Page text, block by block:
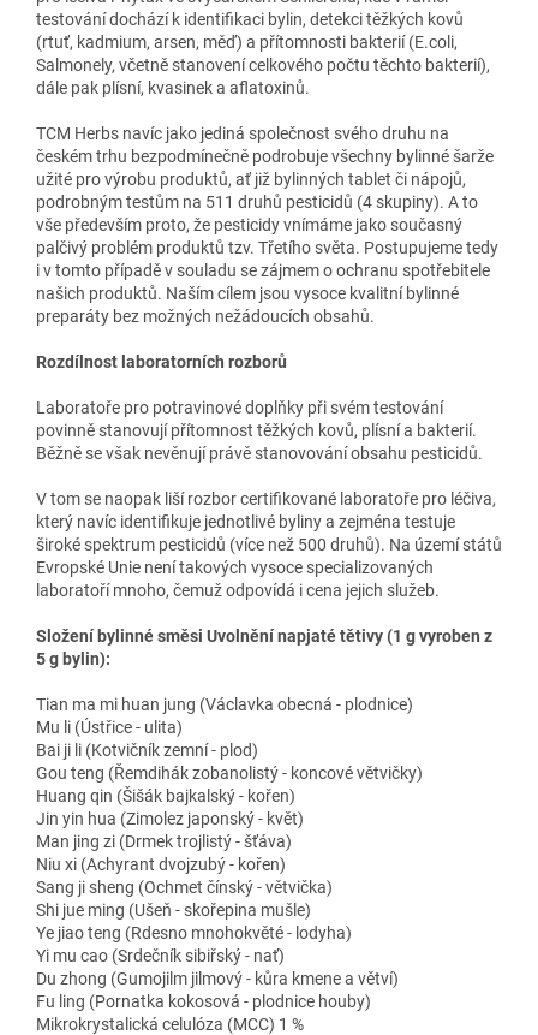
testování dochází k identifikaci bylin, detekci těžkých kovů
(rtuť, kadmium, arsen, měď) a přítomnosti bakterií (E.coli,
Salmonely, včetně stanovení celkového počtu těchto bakterií),
dále pak plísní, kvasinek a aflatoxinů.
TCM Herbs navíc jako jediná společnost svého druhu na
českém trhu bezpodmínečně podrobuje všechny bylinné šarže
užité pro výrobu produktů, ať již bylinných tablet či nápojů,
podrobným testům na 511 druhů pesticidů (4 skupiny). A to
vše především proto, že pesticidy vnímáme jako současný
palčivý problém produktů tzv. Třetího světa. Postupujeme tedy
i v tomto případě v souladu se zájmem o ochranu spotřebitele
našich produktů. Naším cílem jsou vysoce kvalitní bylinné
preparáty bez možných nežádoucích obsahů.
Rozdílnost laboratorních rozborů
Laboratoře pro potravinové doplňky při svém testování
povinně stanovují přítomnost těžkých kovů, plísní a bakterií.
Běžně se však nevěnují právě stanovování obsahu pesticidů.
V tom se naopak liší rozbor certifikované laboratoře pro léčiva,
který navíc identifikuje jednotlivé byliny a zejména testuje
široké spektrum pesticidů (více než 500 druhů). Na území států
Evropské Unie není takových vysoce specializovaných
laboratoří mnoho, čemuž odpovídá i cena jejich služeb.
Složení bylinné směsi Uvolnění napjaté tětivy (1 g vyroben z
5 g bylin):
Tian ma mi huan jung (Václavka obecná - plodnice)
Mu li (Ústřice - ulita)
Bai ji li (Kotvičník zemní - plod)
Gou teng (Řemdihák zobanolistý - koncové větvičky)
Huang qin (Šišák bajkalský - kořen)
Jin yin hua (Zimolez japonský - květ)
Man jing zi (Drmek trojlistý - šťáva)
Niu xi (Achyrant dvojzubý - kořen)
Sang ji sheng (Ochmet čínský - větvička)
Shi jue ming (Ušeň - skořepina mušle)
Ye jiao teng (Rdesno mnohokvěté - lodyha)
Yi mu cao (Srdečník sibiřský - nať)
Du zhong (Gumojilm jilmový - kůra kmene a větví)
Fu ling (Pornatka kokosová - plodnice houby)
Mikrokrystalická celulóza (MCC) 1 %